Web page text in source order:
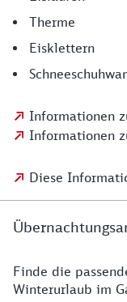
Therme
Eisklettern
Informationen
Informationen
Diese
Finde die
Winterurlaub im